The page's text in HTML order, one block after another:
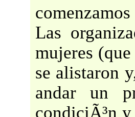
Las
mujeres
se alistaron
andar un
condiciÃ³n